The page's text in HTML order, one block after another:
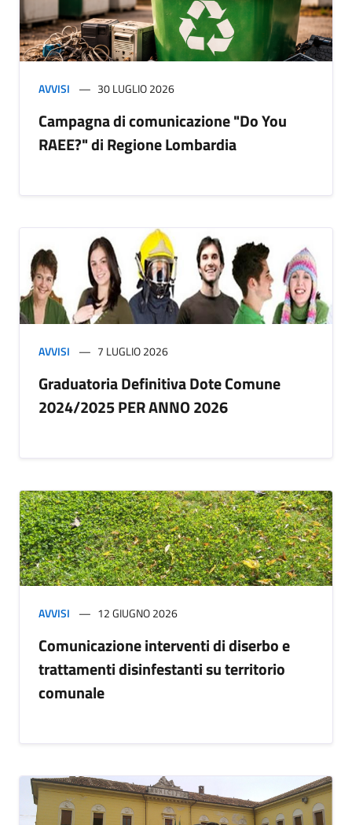
AVVISI 30 LUGLIO 2026
Campagna di comunicazione "Do You
RAEE?" di Regione Lombardia
AVVISI 7 LUGLIO 2026
Graduatoria Definitiva Dote Comune
2024/2025 PER ANNO 2026
AVVISI 12 GIUGNO 2026
Comunicazione interventi di diserbo e
trattamenti disinfestanti su territorio
comunale